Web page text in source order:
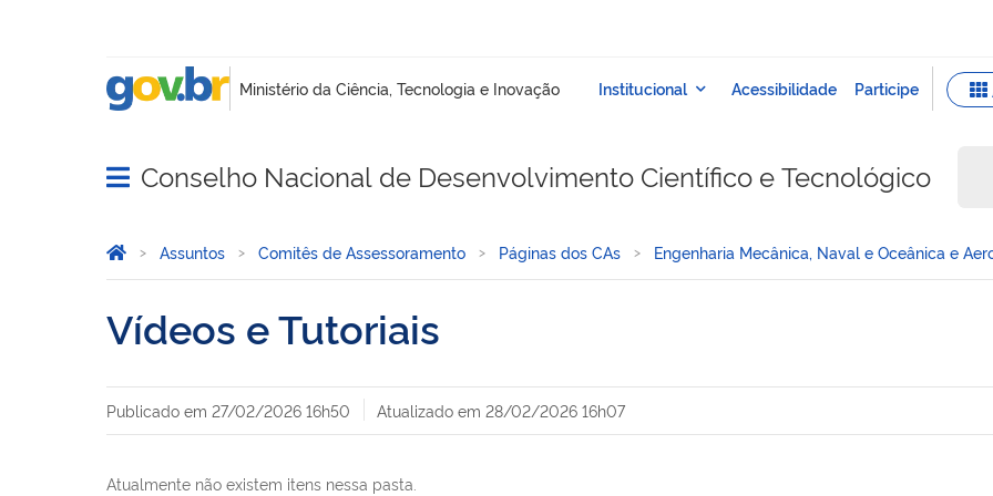
Abrir menu principal de navegação
Conselho Nacional de Desenvolvimento Científico e Tecnológico
Você está aqui:
Página Inicial
Assuntos Comitês de Assessoramento Páginas dos CAs Engenharia Mecânica, Naval e Oceânica e
Vídeos e Tutoriais
Publicado em 27/02/2026 16h50 Atualizado em 28/02/2026 16h07
Atualmente não existem itens nessa pasta.